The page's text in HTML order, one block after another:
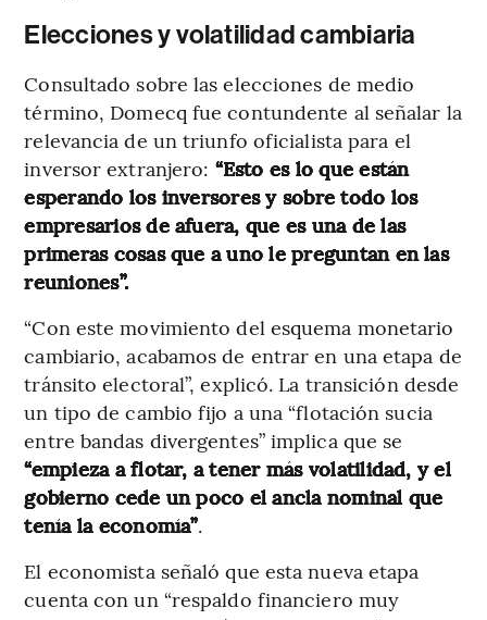
Elecciones y volatilidad cambiaria
Consultado sobre las elecciones de medio
término, Domecq fue contundente al señalar la
relevancia de un triunfo oficialista para el
inversor extranjero: “Esto es lo que están
esperando los inversores y sobre todo los
empresarios de afuera, que es una de las
primeras cosas que a uno le preguntan en las
reuniones”.
“Con este movimiento del esquema monetario
cambiario, acabamos de entrar en una etapa de
tránsito electoral”, explicó. La transición desde
un tipo de cambio fijo a una “flotación sucia
entre bandas divergentes” implica que se
“empieza a flotar, a tener más volatilidad, y el
gobierno cede un poco el ancla nominal que
tenía la economía”.
El economista señaló que esta nueva etapa
cuenta con un “respaldo financiero muy